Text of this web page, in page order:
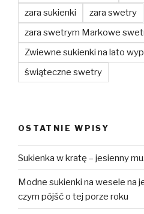
zara sukienki
zara swetry
zara swetrym Markowe
Zwiewne sukienki na lato
świąteczne swetry
OSTATNIE WPISY
Sukienka w kratę – jesienny
Modne sukienki na wesele na
czym pójść o tej porze roku